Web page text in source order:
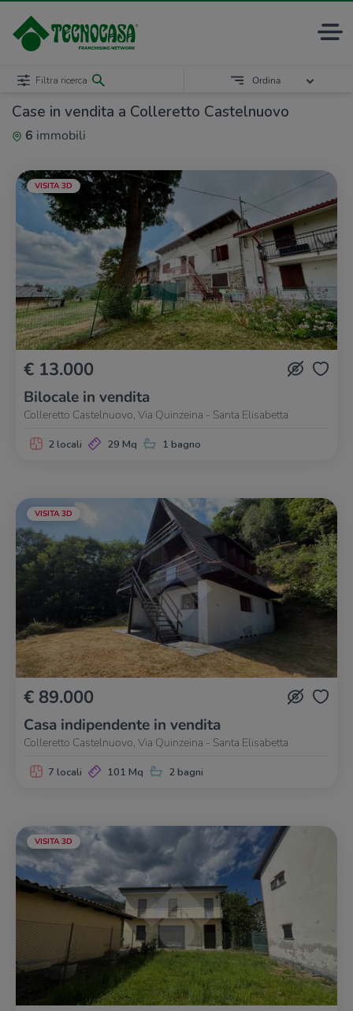
Case in vendita a Colleretto Castelnuovo
6 immobili
Filtra ricerca Ordina
VISITA 3D
€ 13.000
Bilocale in vendita
Colleretto Castelnuovo, Via Quinzeina - Santa Elisabetta
2 locali 29 Mq 1 bagno
VISITA 3D
€ 89.000
Casa indipendente in vendita
Colleretto Castelnuovo, Via Quinzeina - Santa Elisabetta
7 locali 101 Mq 2 bagni
VISITA 3D